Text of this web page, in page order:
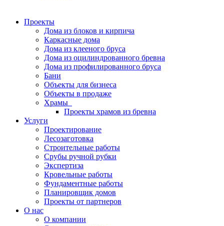
Проекты
Дома из блоков и кирпича
Каркасные дома
Дома из клееного бруса
Дома из оцилиндрованного бревна
Дома из профилированного бруса
Бани
Объекты для бизнеса
Объекты в продаже
Храмы
Проекты храмов из бревна
Услуги
Проектирование
Лесозаготовка
Строительные работы
Срубы ручной рубки
Экспертиза
Кровельные работы
Фундаментные работы
Планировщик домов
Проекты от партнеров
О нас
О компании